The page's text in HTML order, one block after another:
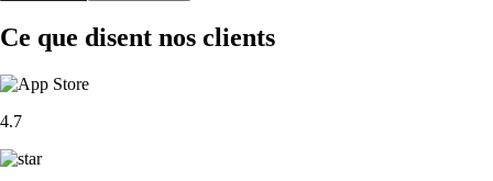
Ce que disent nos clients
4.7